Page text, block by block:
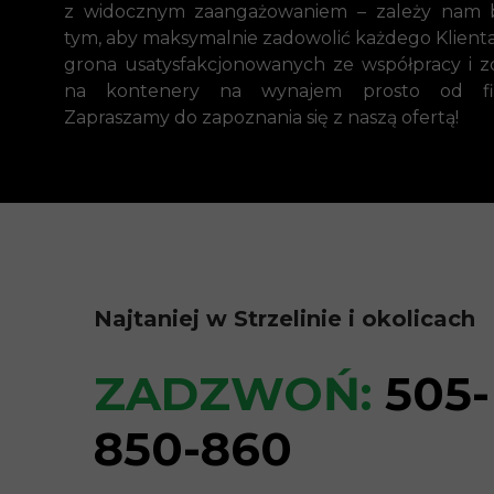
z widocznym zaangażowaniem – zależy nam
tym, aby maksymalnie zadowolić każdego
grona usatysfakcjonowanych ze współpracy i
na kontenery na wynajem prosto od
Zapraszamy do zapoznania się z naszą ofertą!
ZADZWOŃ: 505-
850-860
Najtaniej w Strzelinie i okolicach